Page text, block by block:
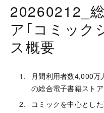
20260212_
ア｢コミック
ス概要
月間利用者数4,000万
の総合電子書籍ストア
コミックを中心とし